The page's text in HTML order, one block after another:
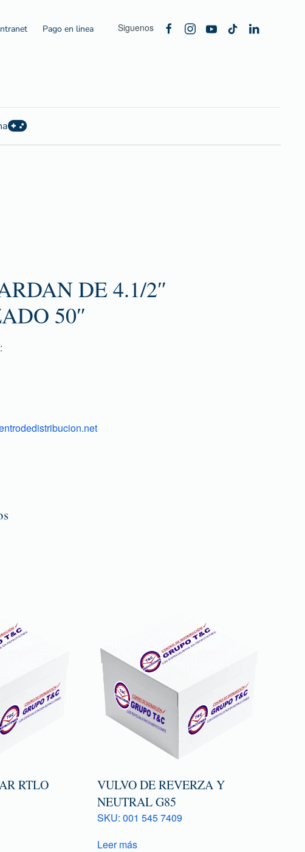
Pago en linea Siguenos
DE 4.1/2″
50″
RTLO
VULVO DE REVERZA Y
NEUTRAL G85
SKU: 001 545 7409
Leer más